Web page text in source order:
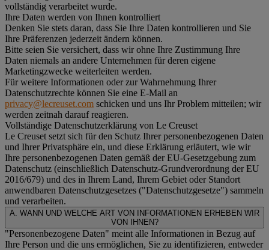
vollständig verarbeitet wurde.
Ihre Daten werden von Ihnen kontrolliert
Denken Sie stets daran, dass Sie Ihre Daten kontrollieren und Sie
Ihre Präferenzen jederzeit ändern können.
Bitte seien Sie versichert, dass wir ohne Ihre Zustimmung Ihre
Daten niemals an andere Unternehmen für deren eigene
Marketingzwecke weiterleiten werden.
Für weitere Informationen oder zur Wahrnehmung Ihrer
Datenschutzrechte können Sie eine E-Mail an
privacy@lecreuset.com schicken und uns Ihr Problem mitteilen; wir
werden zeitnah darauf reagieren.
Vollständige Datenschutzerklärung von Le Creuset
Le Creuset setzt sich für den Schutz Ihrer personenbezogenen Daten
und Ihrer Privatsphäre ein, und diese Erklärung erläutert, wie wir
Ihre personenbezogenen Daten gemäß der EU-Gesetzgebung zum
Datenschutz (einschließlich Datenschutz-Grundverordnung der EU
2016/679) und des in Ihrem Land, Ihrem Gebiet oder Standort
anwendbaren Datenschutzgesetzes ("Datenschutzgesetze") sammeln
und verarbeiten.
A. WANN UND WELCHE ART VON INFORMATIONEN ERHEBEN WIR
VON IHNEN?
"Personenbezogene Daten" meint alle Informationen in Bezug auf
Ihre Person und die uns ermöglichen, Sie zu identifizieren, entweder